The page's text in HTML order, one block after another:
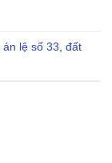
án lệ số 33, đất